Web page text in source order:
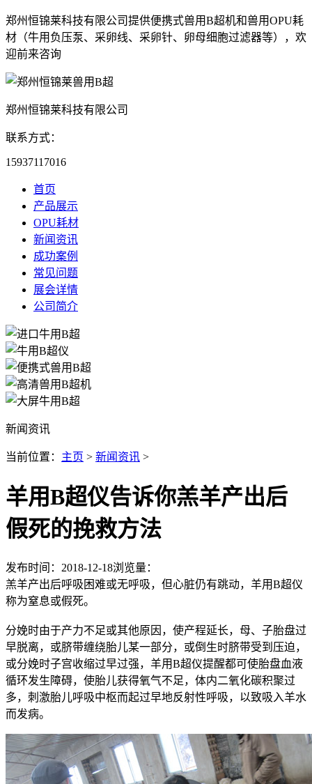
郑州恒锦莱科技有限公司提供便携式兽用B超机和兽用OPU耗
材（牛用负压泵、采卵线、采卵针、卵母细胞过滤器等），欢
迎前来咨询
郑州恒锦莱科技有限公司
联系方式：
15937117016
首页
产品展示
OPU耗材
新闻资讯
成功案例
常见问题
展会详情
公司简介
新闻资讯
当前位置： 主页 > 新闻资讯 >
羊用B超仪告诉你羔羊产出后
假死的挽救方法
发布时间：2018-12-18浏览量：
羔羊产出后呼吸困难或无呼吸，但心脏仍有跳动，羊用B超仪
称为窒息或假死。
分娩时由于产力不足或其他原因，使产程延长，母、子胎盘过
早脱离，或脐带缠绕胎儿某一部分，或倒生时脐带受到压迫，
或分娩时子宫收缩过早过强，羊用B超仪提醒都可使胎盘血液
循环发生障碍，使胎儿获得氧气不足，体内二氧化碳积聚过
多，刺激胎儿呼吸中枢而起过早地反射性呼吸，以致吸入羊水
而发病。